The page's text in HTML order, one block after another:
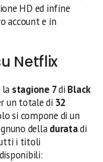
HD ed infine
account e in
Netflix
la stagione 7di Black
un totale di 32
si compone di un
delladuratadi
i titoli